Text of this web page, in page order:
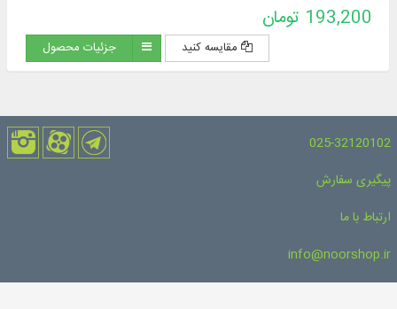
193,200 تومان
مقایسه کنید جزئیات محصول
025-32120102
پیگیری سفارش
ارتباط با ما
info@noorshop.ir